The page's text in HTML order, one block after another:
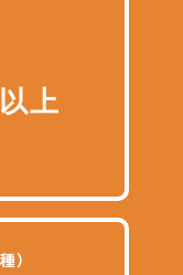
以上
）